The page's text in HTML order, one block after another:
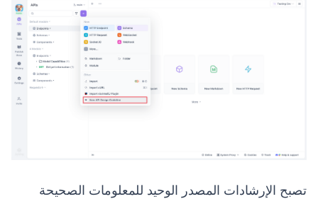
تصبح الإرشادات المصدر الوحيد للمعلومات الصحيحة